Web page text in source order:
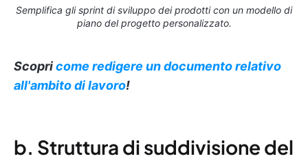
Semplifica gli sprint di sviluppo dei prodotti con un modello di
piano del progetto personalizzato.
Scopricome redigere un documento relativo
all'ambito di lavoro!
b. Struttura di suddivisione del